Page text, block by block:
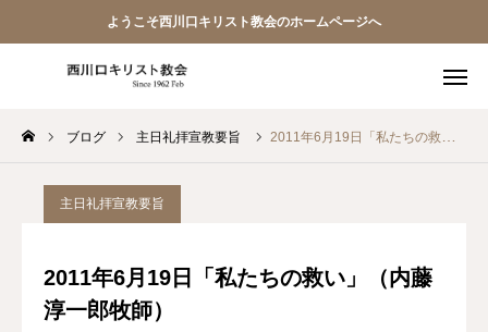
ようこそ西川口キリスト教会のホームページへ
ブログ 主日礼拝宣教要旨 2011年6月19日「私たちの救い」（内藤淳一郎牧師）
主日礼拝宣教要旨
2011年6月19日「私たちの救い」（内藤
淳一郎牧師）
教会員ページ
ようこそ桜並木の教会へ
西川口キリスト教会 信仰告白